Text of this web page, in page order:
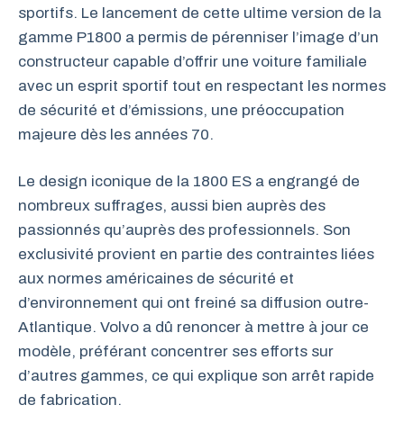
sportifs. Le lancement de cette ultime version de la
gamme P1800 a permis de pérenniser l’image d’un
constructeur capable d’offrir une voiture familiale
avec un esprit sportif tout en respectant les normes
de sécurité et d’émissions, une préoccupation
majeure dès les années 70.
Le design iconique de la 1800 ES a engrangé de
nombreux suffrages, aussi bien auprès des
passionnés qu’auprès des professionnels. Son
exclusivité provient en partie des contraintes liées
aux normes américaines de sécurité et
d’environnement qui ont freiné sa diffusion outre-
Atlantique. Volvo a dû renoncer à mettre à jour ce
modèle, préférant concentrer ses efforts sur
d’autres gammes, ce qui explique son arrêt rapide
de fabrication.